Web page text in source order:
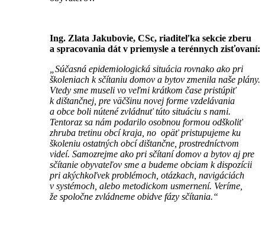
Ing. Zlata Jakubovie, CSc, riaditeľka sekcie zberu
a spracovania dát v priemysle a terénnych zisťovaní:
„Súčasná epidemiologická situácia rovnako ako pri
školeniach k sčítaniu domov a bytov zmenila naše plány.
Vtedy sme museli vo veľmi krátkom čase pristúpiť
k dištančnej, pre väčšinu novej forme vzdelávania
a obce boli nútené zvládnuť túto situáciu s nami.
Tentoraz sa nám podarilo osobnou formou odškoliť
zhruba tretinu obcí kraja, no opäť pristupujeme ku
školeniu ostatných obcí dištančne, prostredníctvom
videí. Samozrejme ako pri sčítaní domov a bytov aj pre
sčítanie obyvateľov sme a budeme obciam k dispozícii
pri akýchkoľvek problémoch, otázkach, navigáciách
v systémoch, alebo metodickom usmernení. Veríme,
že spoločne zvládneme obidve fázy sčítania.“